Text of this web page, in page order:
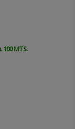
100 MTS.